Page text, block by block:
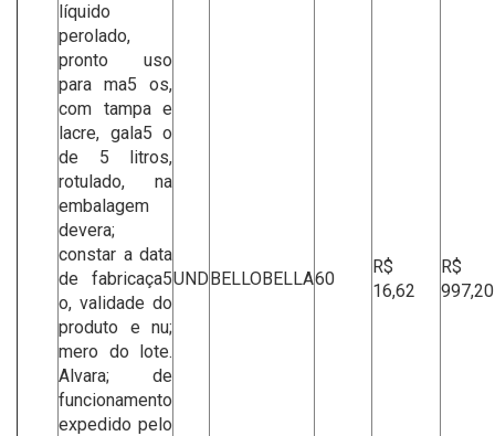
líquido
perolado,
pronto uso
para ma5 os,
com tampa e
lacre, gala5 o
de 5 litros,
rotulado, na
embalagem
devera;
constar a data
de fabricaça5
o, validade do
produto e nu;
mero do lote.
Alvara; de
funcionamento
expedido pelo
UNDBELLOBELLA60
R$
16,62
R$
997,20